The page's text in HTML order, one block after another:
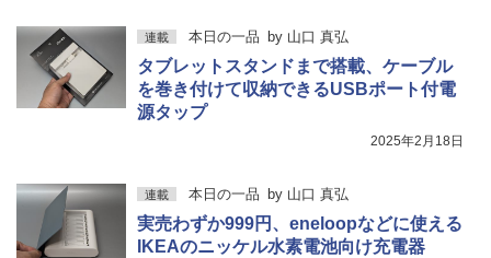
連載 本日の一品 by 山口 真弘
タブレットスタンドまで搭載、ケーブル
を巻き付けて収納できるUSBポート付電
源タップ
2025年2月18日
連載 本日の一品 by 山口 真弘
実売わずか999円、eneloopなどに使える
IKEAのニッケル水素電池向け充電器